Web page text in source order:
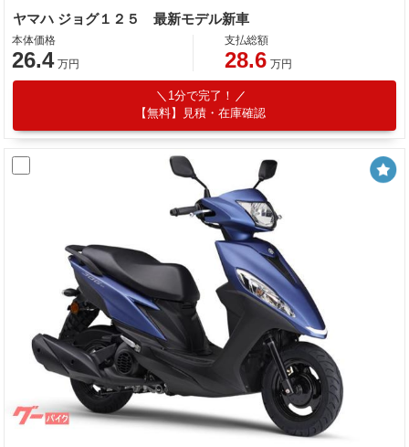
ヤマハ ジョグ１２５ 最新モデル新車
本体価格
26.4 万円
支払総額
28.6 万円
1分で完了！
【無料】見積・在庫確認